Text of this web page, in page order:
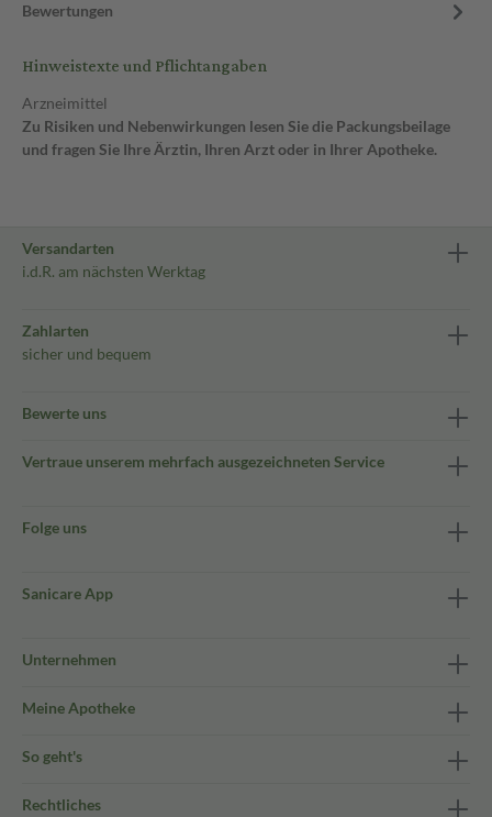
Bewertungen
Hinweistexte und Pflichtangaben
Arzneimittel
Zu Risiken und Nebenwirkungen lesen Sie die Packungsbeilage
und fragen Sie Ihre Ärztin, Ihren Arzt oder in Ihrer Apotheke.
Versandarten
i.d.R. am nächsten Werktag
Zahlarten
sicher und bequem
Bewerte uns
Vertraue unserem mehrfach ausgezeichneten Service
Folge uns
Sanicare App
Unternehmen
Meine Apotheke
So geht's
Rechtliches